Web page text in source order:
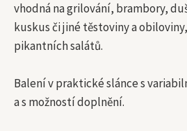
vhodná na grilování, brambory,
kuskus či jiné těstoviny a
pikantních salátů.
Balení v praktické slánce s
a s možností doplnění.